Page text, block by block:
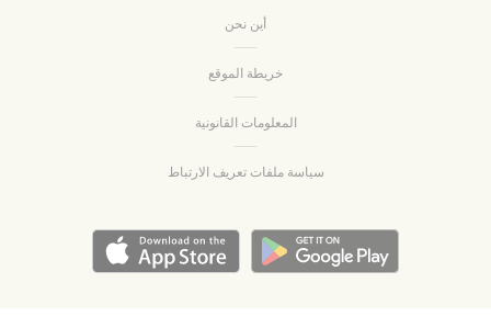
أين نحن
خريطة الموقع
المعلومات القانونية
سياسة ملفات تعريف الارتباط